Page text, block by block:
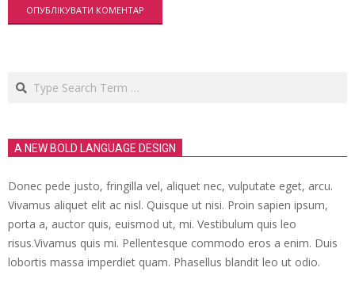
Search
A NEW BOLD LANGUAGE DESIGN
Donec pede justo, fringilla vel, aliquet nec, vulputate eget, arcu.
Vivamus aliquet elit ac nisl. Quisque ut nisi. Proin sapien ipsum,
porta a, auctor quis, euismod ut, mi. Vestibulum quis leo
risus.Vivamus quis mi. Pellentesque commodo eros a enim. Duis
lobortis massa imperdiet quam. Phasellus blandit leo ut odio.